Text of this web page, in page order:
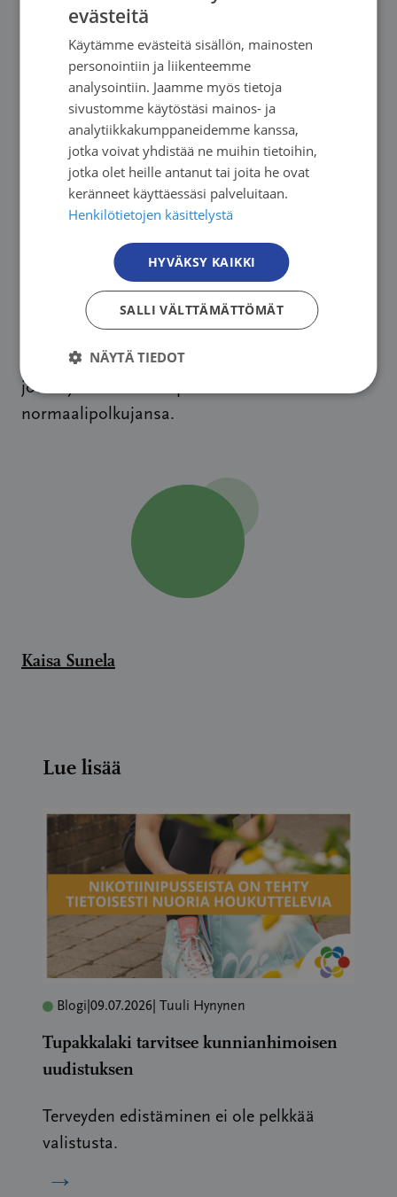
tavallistakin enemmän työtä.
Toivomme ja uskomme silti kaikki, että hoitosi
tästä huolimatta sujuu turvallisesti.
Potilas ei jää heitteille
Jos hoitosi on lakon takia siirtynyt, on tämän
arvion tehnyt lääkäri, joka on tarkistanut
tilanteesi. Jos vointisi huononee, on sinulla
oikeus ja velvollisuus lähteä hoitoon, jotta tilasi
saadaan hoidettua. Kaikki kiireellinen hoito
kuuluu suojelutyön piiriin. Toivokaamme
viisautta ja ratkaisuhaluja neuvottelupöytiin,
jotta syövänhoitokin pääsee taas kulkemaan
normaalipolkujansa.
Kaisa Sunela
Lue lisää
Blogi 09.07.2026 | Tuuli Hynynen
Tupakkalaki tarvitsee kunnianhimoisen
uudistuksen
Terveyden edistäminen ei ole pelkkää
valistusta.
→
FINNISH
evästeitä
Käytämme evästeitä sisällön, mainosten
personointiin ja liikenteemme
analysointiin. Jaamme myös tietoja
sivustomme käytöstäsi mainos- ja
analytiikkakumppaneidemme kanssa,
jotka voivat yhdistää ne muihin tietoihin,
jotka olet heille antanut tai joita he ovat
keränneet käyttäessäsi palveluitaan.
Henkilötietojen käsittelystä
HYVÄKSY KAIKKI
SALLI VÄLTTÄMÄTTÖMÄT
NÄYTÄ TIEDOT